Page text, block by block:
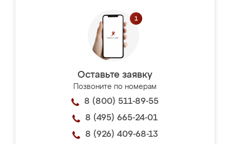
Оставьте заявку
Позвоните по номерам
8 (800) 511-89-55
8 (495) 665-24-01
8 (926) 409-68-13